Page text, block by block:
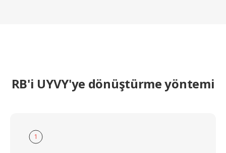
RB'i UYVY'ye dönüştürme yöntemi
1